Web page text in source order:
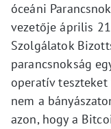
óceáni
vezetője április
Szolgálatok
parancsnokság
operatív
nem a
azon, hogy a